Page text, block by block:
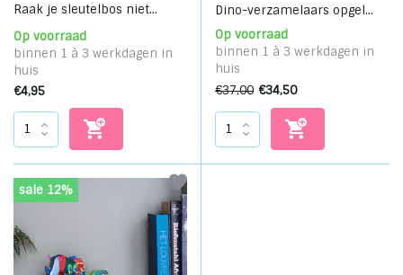
Raak je sleutelbos niet...
Op voorraad
binnen 1 à 3 werkdagen in
huis
€4,95
Dino-verzamelaars opgel...
Op voorraad
binnen 1 à 3 werkdagen in
huis
€37,00 €34,50
sale 12%